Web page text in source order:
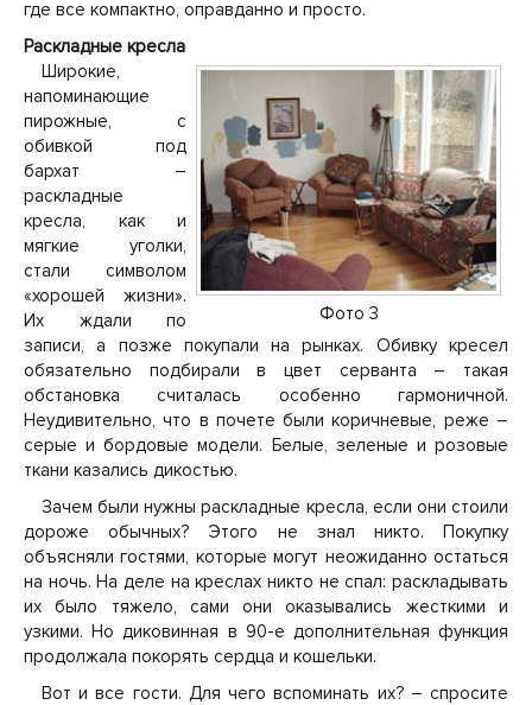
где все компактно, оправданно и просто.
Раскладные кресла
Фото 3
Широкие,
напоминающие
пирожные, с
обивкой под
бархат –
раскладные
кресла, как и
мягкие уголки,
стали символом
«хорошей жизни».
Их ждали по
записи, а позже покупали на рынках. Обивку кресел
обязательно подбирали в цвет серванта – такая
обстановка считалась особенно гармоничной.
Неудивительно, что в почете были коричневые, реже –
серые и бордовые модели. Белые, зеленые и розовые
ткани казались дикостью.
Зачем были нужны раскладные кресла, если они стоили
дороже обычных? Этого не знал никто. Покупку
объясняли гостями, которые могут неожиданно остаться
на ночь. На деле на креслах никто не спал: раскладывать
их было тяжело, сами они оказывались жесткими и
узкими. Но диковинная в 90-е дополнительная функция
продолжала покорять сердца и кошельки.
Вот и все гости. Для чего вспоминать их? – спросите